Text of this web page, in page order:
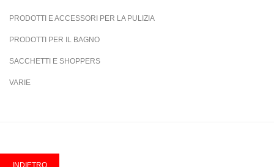
PRODOTTI E ACCESSORI PER LA PULIZIA
PRODOTTI PER IL BAGNO
SACCHETTI E SHOPPERS
VARIE